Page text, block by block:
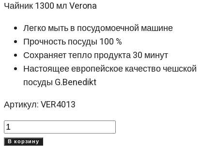
Чайник 1300 мл Verona
Легко мыть в посудомоечной машине
Прочность посуды 100 %
Сохраняет тепло продукта 30 минут
Настоящее европейское качество чешской
посуды G.Benedikt
Артикул: VER4013
Количество
товара
В корзину